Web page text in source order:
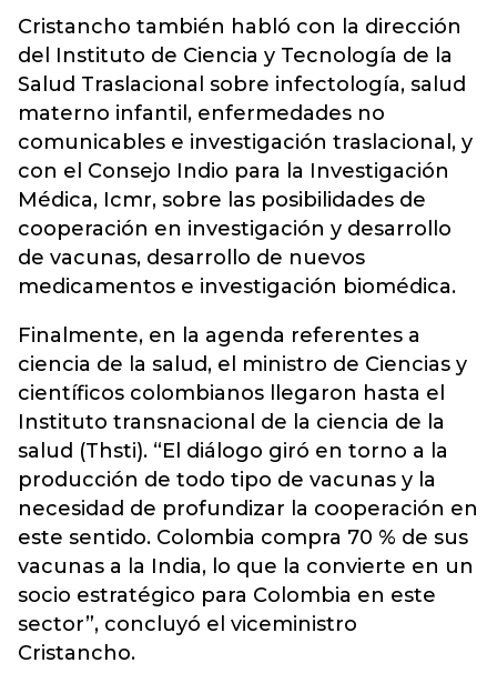
Cristancho también habló con la dirección
del Instituto de Ciencia y Tecnología de la
Salud Traslacional sobre infectología, salud
materno infantil, enfermedades no
comunicables e investigación traslacional, y
con el Consejo Indio para la Investigación
Médica, Icmr, sobre las posibilidades de
cooperación en investigación y desarrollo
de vacunas, desarrollo de nuevos
medicamentos e investigación biomédica.
Finalmente, en la agenda referentes a
ciencia de la salud, el ministro de Ciencias y
científicos colombianos llegaron hasta el
Instituto transnacional de la ciencia de la
salud (Thsti). “El diálogo giró en torno a la
producción de todo tipo de vacunas y la
necesidad de profundizar la cooperación en
este sentido. Colombia compra 70 % de sus
vacunas a la India, lo que la convierte en un
socio estratégico para Colombia en este
sector”, concluyó el viceministro
Cristancho.